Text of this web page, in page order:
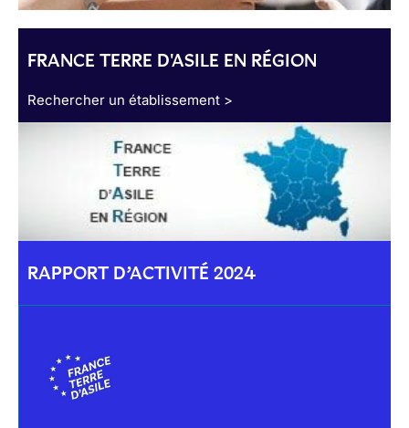
FRANCE TERRE D'ASILE EN RÉGION
Rechercher un établissement >
RAPPORT D’ACTIVITÉ 2024